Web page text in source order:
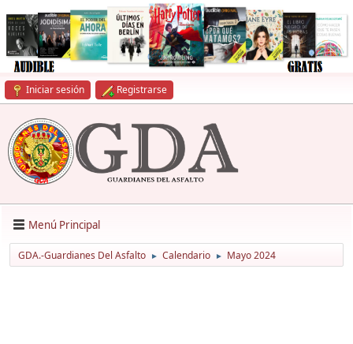
Iniciar sesión Registrarse
Menú Principal
GDA.-Guardianes Del Asfalto ► Calendario ► Mayo 2024